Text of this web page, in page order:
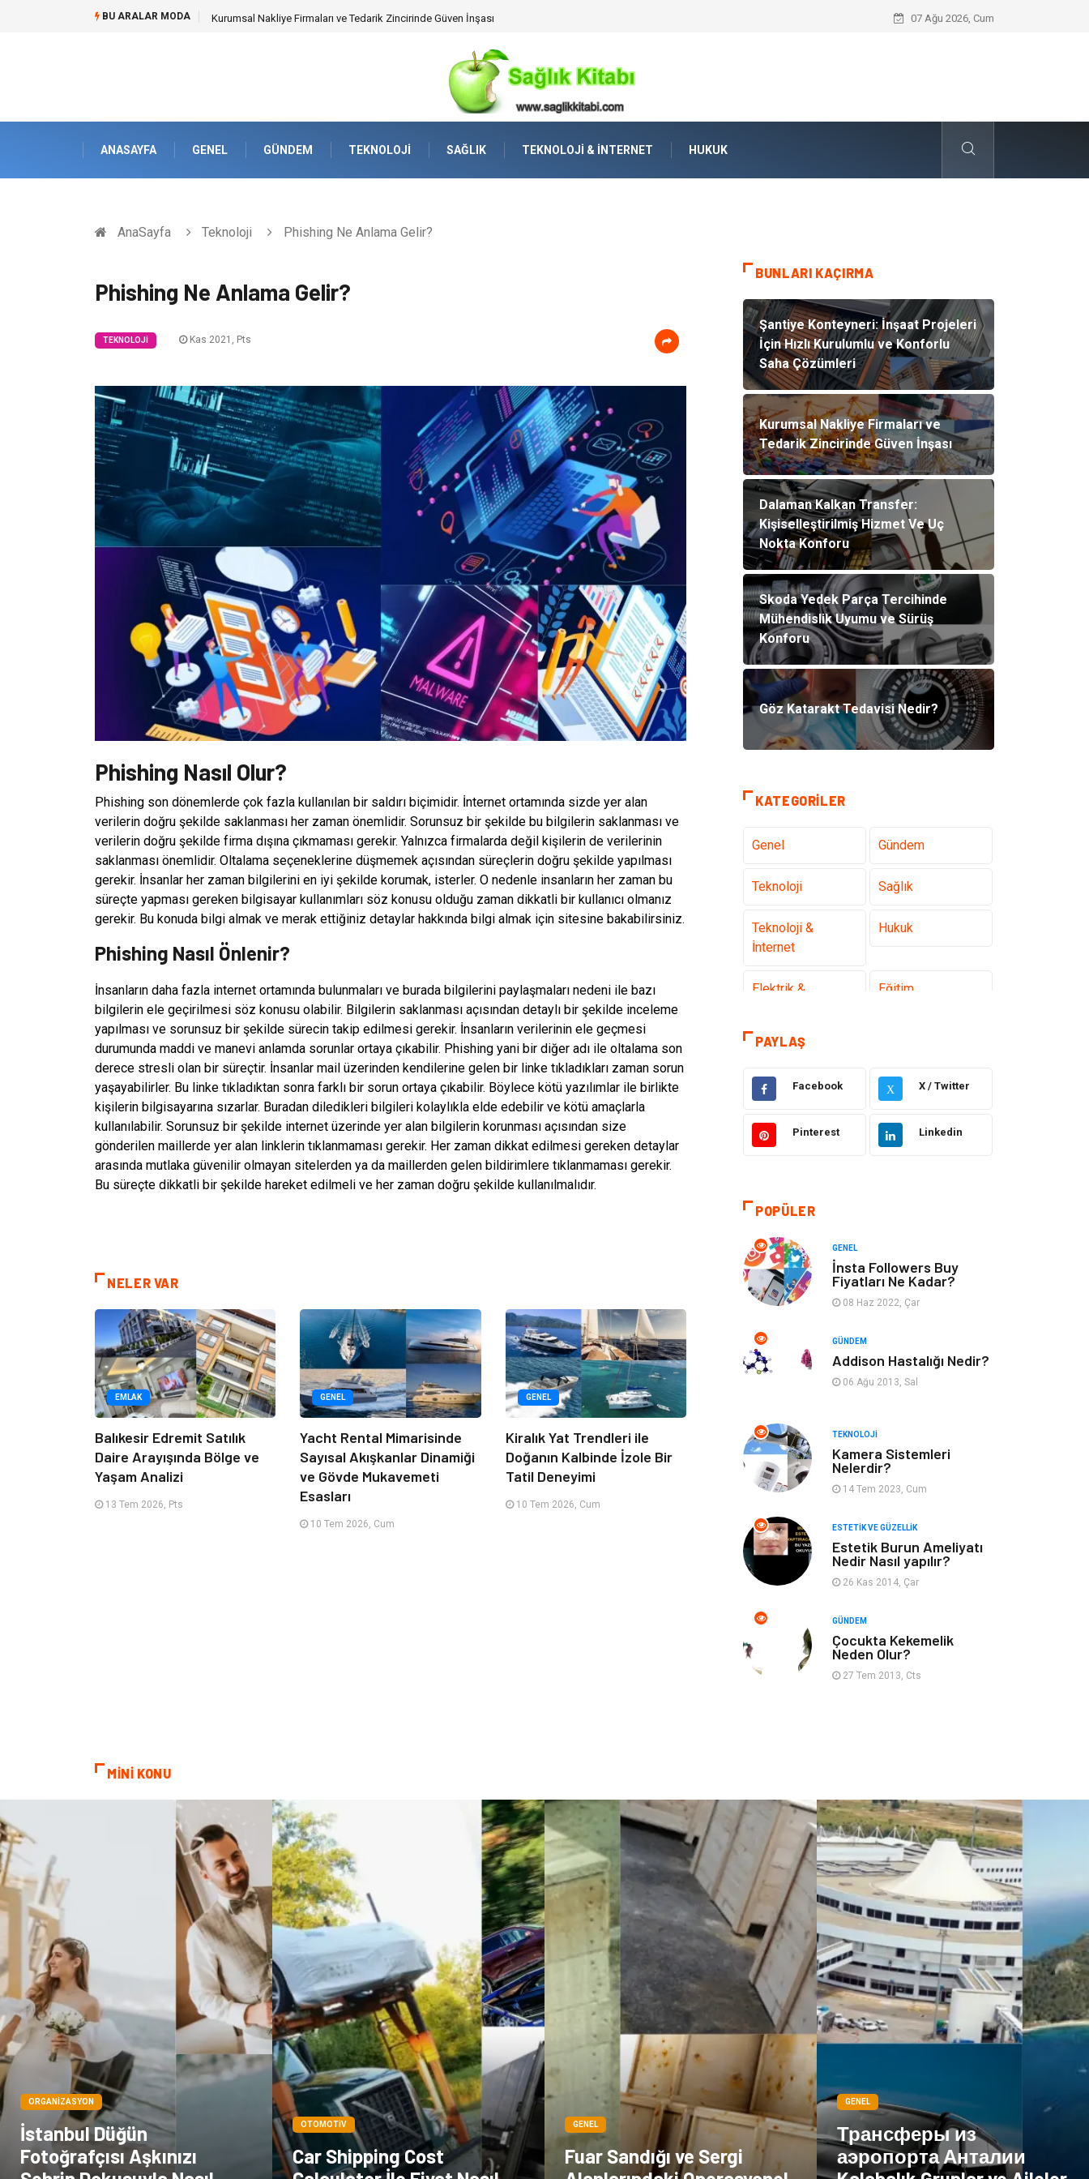
BU ARALAR MODA Kurumsal Nakliye Firmaları ve Tedarik Zincirinde Güven İnşası Dalaman Kalkan Transfer:
07 Ağu 2026, Cum
ANASAYFA GENEL GÜNDEM TEKNOLOJI SAĞLIK TEKNOLOJI & İNTERNET HUKUK
AnaSayfa Teknoloji Phishing Ne Anlama Gelir?
Phishing Ne Anlama Gelir?
TEKNOLOJI Kas 2021, Pts
Phishing Nasıl Olur?
Phishing son dönemlerde çok fazla kullanılan bir saldırı biçimidir. İnternet ortamında sizde yer alan
verilerin doğru şekilde saklanması her zaman önemlidir. Sorunsuz bir şekilde bu bilgilerin saklanması ve
verilerin doğru şekilde firma dışına çıkmaması gerekir. Yalnızca firmalarda değil kişilerin de verilerinin
saklanması önemlidir. Oltalama seçeneklerine düşmemek açısından süreçlerin doğru şekilde yapılması
gerekir. İnsanlar her zaman bilgilerini en iyi şekilde korumak, isterler. O nedenle insanların her zaman bu
süreçte yapması gereken bilgisayar kullanımları söz konusu olduğu zaman dikkatli bir kullanıcı olmanız
gerekir. Bu konuda bilgi almak ve merak ettiğiniz detaylar hakkında bilgi almak için sitesine bakabilirsiniz.
Phishing Nasıl Önlenir?
İnsanların daha fazla internet ortamında bulunmaları ve burada bilgilerini paylaşmaları nedeni ile bazı
bilgilerin ele geçirilmesi söz konusu olabilir. Bilgilerin saklanması açısından detaylı bir şekilde inceleme
yapılması ve sorunsuz bir şekilde sürecin takip edilmesi gerekir. İnsanların verilerinin ele geçmesi
durumunda maddi ve manevi anlamda sorunlar ortaya çıkabilir. Phishing yani bir diğer adı ile oltalama son
derece stresli olan bir süreçtir. İnsanlar mail üzerinden kendilerine gelen bir linke tıkladıkları zaman sorun
yaşayabilirler. Bu linke tıkladıktan sonra farklı bir sorun ortaya çıkabilir. Böylece kötü yazılımlar ile birlikte
kişilerin bilgisayarına sızarlar. Buradan diledikleri bilgileri kolaylıkla elde edebilir ve kötü amaçlarla
kullanılabilir. Sorunsuz bir şekilde internet üzerinde yer alan bilgilerin korunması açısından size
gönderilen maillerde yer alan linklerin tıklanmaması gerekir. Her zaman dikkat edilmesi gereken detaylar
arasında mutlaka güvenilir olmayan sitelerden ya da maillerden gelen bildirimlere tıklanmaması gerekir.
Bu süreçte dikkatli bir şekilde hareket edilmeli ve her zaman doğru şekilde kullanılmalıdır.
NELER VAR
EMLAK
Balıkesir Edremit Satılık
Daire Arayışında Bölge ve
Yaşam Analizi
13 Tem 2026, Pts
GENEL
Yacht Rental Mimarisinde
Sayısal Akışkanlar Dinamiği
ve Gövde Mukavemeti
Esasları
10 Tem 2026, Cum
GENEL
Kiralık Yat Trendleri ile
Doğanın Kalbinde İzole Bir
Tatil Deneyimi
10 Tem 2026, Cum
BUNLARI KAÇIRMA
Şantiye Konteyneri: İnşaat Projeleri
İçin Hızlı Kurulumlu ve Konforlu
Saha Çözümleri
Kurumsal Nakliye Firmaları ve
Tedarik Zincirinde Güven İnşası
Dalaman Kalkan Transfer:
Kişiselleştirilmiş Hizmet Ve Uç
Nokta Konforu
Skoda Yedek Parça Tercihinde
Mühendislik Uyumu ve Sürüş
Konforu
Göz Katarakt Tedavisi Nedir?
KATEGORILER
Genel Gündem
Teknoloji Sağlık
Teknoloji &
İnternet
Hukuk
Elektrik &
Eğitim
Gıda
Otomotiv Tanıtıcı Reklam
Cilt ve Deri
Hastalıkları
Emlak
Ağız ve Diş
Organizasyon Hastalıklar
Kadın Hastalıkları Alternatif Tıp
Mobilya
Beslenme Çocuk Gelişimi
Psikolojik
Tatil
Kanser
Pratik Sağlık
Bilgileri
Göz Hastalıkları Kısırlık
Bakım Aksesuar
Sağlık Haberleri Blogroll
Spor Malzemeleri Hediyelik Eşya
Kültür Acil ve İlkyardım
PAYLAŞ
Facebook X X / Twitter
Pinterest Linkedin
POPÜLER
GENEL
İnsta Followers Buy
Fiyatları Ne Kadar?
08 Haz 2022, Çar
GÜNDEM
Addison Hastalığı Nedir?
06 Ağu 2013, Sal
TEKNOLOJI
Kamera Sistemleri
Nelerdir?
14 Tem 2023, Cum
ESTETIK VE GÜZELLIK
Estetik Burun Ameliyatı
Nedir Nasıl yapılır?
26 Kas 2014, Çar
GÜNDEM
Çocukta Kekemelik
Neden Olur?
27 Tem 2013, Cts
MİNİ KONU
ORGANIZASYON
İstanbul Düğün
Fotoğrafçısı Aşkınızı
OTOMOTIV
Car Shipping Cost
GENEL
Fuar Sandığı ve Sergi
GENEL
Трансферы из
аэропорта Анталии